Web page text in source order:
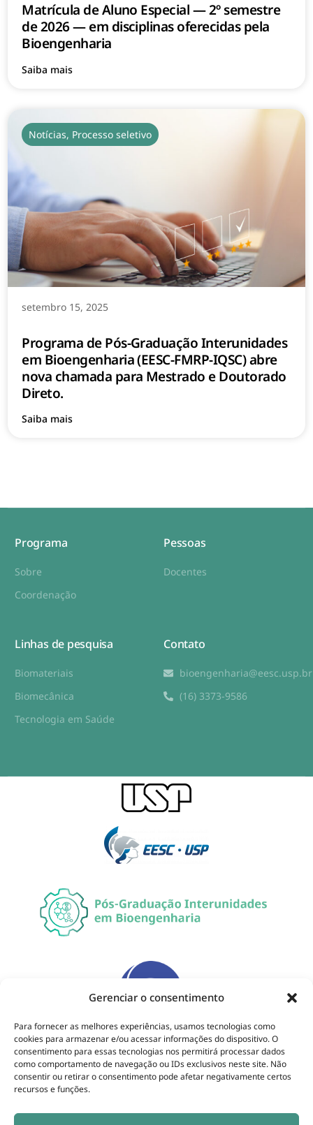
Gerenciar o consentimento
Para fornecer as melhores experiências, usamos tecnologias como
cookies para armazenar e/ou acessar informações do dispositivo. O
consentimento para essas tecnologias nos permitirá processar dados
como comportamento de navegação ou IDs exclusivos neste site. Não
consentir ou retirar o consentimento pode afetar negativamente certos
recursos e funções.
Matrícula de Aluno Especial — 2º semestre
de 2026 — em disciplinas oferecidas pela
Bioengenharia
Saiba mais
Notícias, Processo seletivo
setembro 15, 2025
Programa de Pós-Graduação Interunidades
em Bioengenharia (EESC-FMRP-IQSC) abre
nova chamada para Mestrado e Doutorado
Direto.
Saiba mais
Programa
Sobre
Coordenação
Pessoas
Docentes
Linhas de pesquisa
Biomateriais
Biomecânica
Tecnologia em Saúde
Contato
bioengenharia@eesc.usp.br
(16) 3373-9586